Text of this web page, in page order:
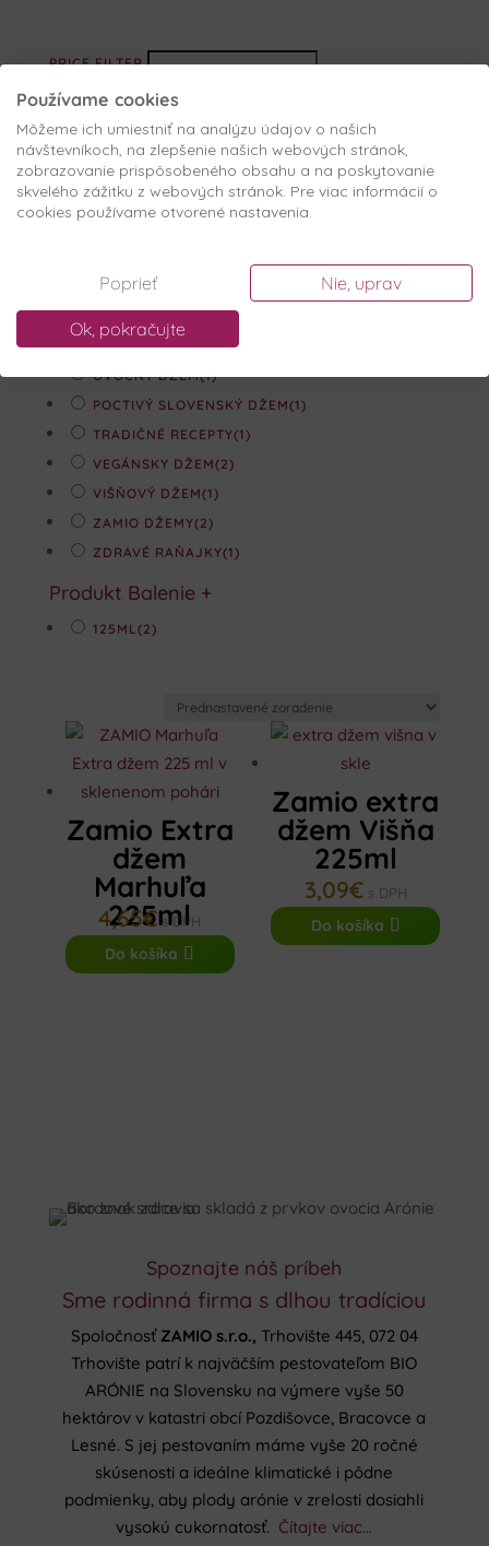
PRICE FILTER
Výber podľa plodov
MARHUĽA (1)
VIŠŇA(1)
Podľa účinku+
EXTRA DŽEM
(1)
OVOCNÉ NÁTIERKY(1)
OVOCNÝ DŽEM(1)
POCTIVÝ SLOVENSKÝ DŽEM(1)
TRADIČNÉ RECEPTY(1)
VEGÁNSKY DŽEM(2)
VIŠŇOVÝ DŽEM(1)
ZAMIO DŽEMY(2)
ZDRAVÉ RAŇAJKY(1)
Produkt Balenie +
125ML (2)
Zamio Extra
džem
Marhuľa
225ml
4,65€ s DPH
Do košíka
Zamio extra
džem Višňa
225ml
3,09€s DPH
Do košíka
Spoznajte náš príbeh
Sme rodinná firma s dlhou tradíciou
Spoločnosť ZAMIO s.r.o., Trhovište 445, 072 04
Trhovište patrí k najväčším pestovateľom BIO
ARÓNIE na Slovensku na výmere vyše 50
hektárov v katastri obcí Pozdišovce, Bracovce a
Lesné. S jej pestovaním máme vyše 20 ročné
skúsenosti a ideálne klimatické i pôdne
podmienky, aby plody arónie v zrelosti dosiahli
vysokú cukornatosť. Čítajte viac…
Používame cookies
Môžeme ich umiestniť na analýzu údajov o našich
návštevníkoch, na zlepšenie našich webových stránok,
zobrazovanie prispôsobeného obsahu a na poskytovanie
skvelého zážitku z webových stránok. Pre viac informácií o
cookies používame otvorené nastavenia.
Poprieť Nie, uprav
Ok, pokračujte